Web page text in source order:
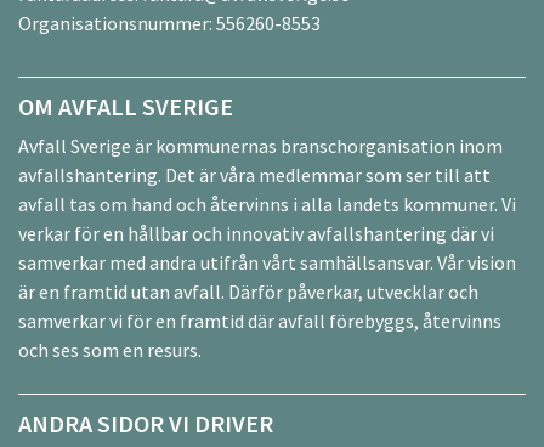
Organisationsnummer: 556260-8553
OM AVFALL SVERIGE
Avfall Sverige är kommunernas branschorganisation inom
avfallshantering. Det är våra medlemmar som ser till att
avfall tas om hand och återvinns i alla landets kommuner. Vi
verkar för en hållbar och innovativ avfallshantering där vi
samverkar med andra utifrån vårt samhällsansvar. Vår vision
är en framtid utan avfall. Därför påverkar, utvecklar och
samverkar vi för en framtid där avfall förebyggs, återvinns
och ses som en resurs.
ANDRA SIDOR VI DRIVER